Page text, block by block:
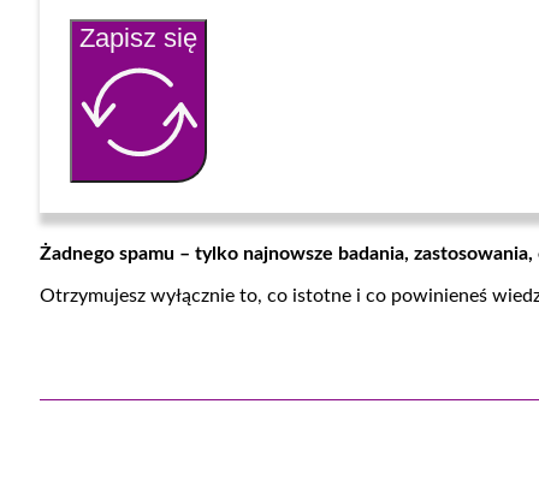
Zapisz się
Żadnego spamu – tylko najnowsze badania,
Otrzymujesz wyłącznie to, co istotne i co powinieneś